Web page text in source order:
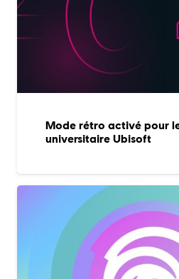
Mode rétro activé pour
universitaire Ubisoft